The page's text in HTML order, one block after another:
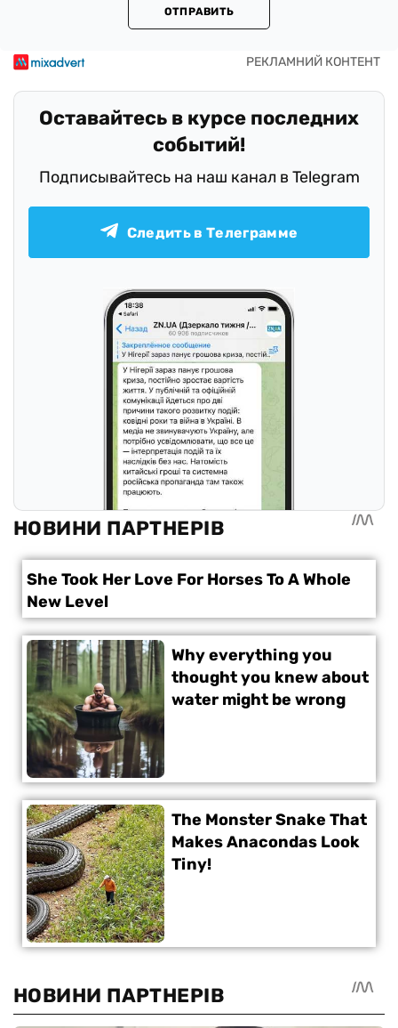
ОТПРАВИТЬ
Оставайтесь в курсе последних
событий!
Подписывайтесь на наш канал в Telegram
Следить в Телеграмме